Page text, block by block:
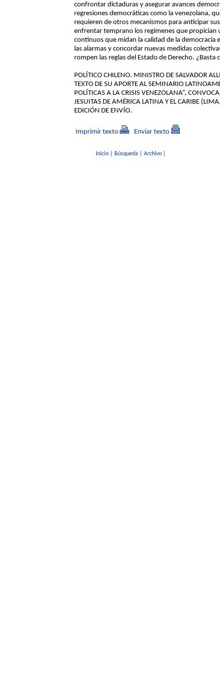
confrontar dictaduras y asegurar avances
regresiones democráticas como la venezolana,
requieren de otros mecanismos para anticipar
enfrentar temprano los regímenes que propician
continuos que midan la calidad de la democracia
las alarmas y concordar nuevas medidas
rompen las reglas del Estado de Derecho. ¿Basta
POLÍTICO CHILENO. MINISTRO DE SALVADOR
TEXTO DE SU APORTE AL SEMINARIO
POLÍTICAS A LA CRISIS VENEZOLANA”,
JESUITAS DE AMÉRICA LATINA Y EL CARIBE
EDICIÓN DE ENVÍO.
Imprimir texto Enviar texto
Inicio| Búsqueda Archivo|